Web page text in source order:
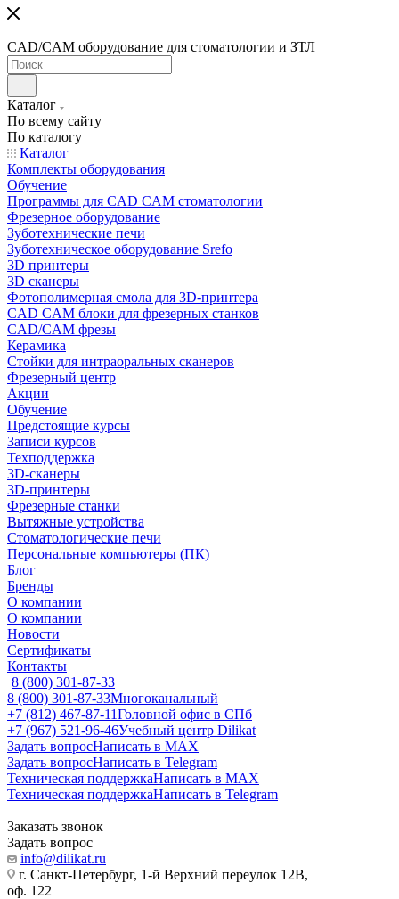
CAD/CAM оборудование для стоматологии и ЗТЛ
Каталог
По всему сайту
По каталогу
Каталог
Комплекты оборудования
Обучение
Программы для CAD CAM стоматологии
Фрезерное оборудование
Зуботехнические печи
Зуботехническое оборудование Srefo
3D принтеры
3D сканеры
Фотополимерная смола для 3D-принтера
CAD CAM блоки для фрезерных станков
CAD/CAM фрезы
Керамика
Стойки для интраоральных сканеров
Фрезерный центр
Акции
Обучение
Предстоящие курсы
Записи курсов
Техподдержка
3D-сканеры
3D-принтеры
Фрезерные станки
Вытяжные устройства
Стоматологические печи
Персональные компьютеры (ПК)
Блог
Бренды
О компании
О компании
Новости
Сертификаты
Контакты
8 (800) 301-87-33
8 (800) 301-87-33Многоканальный
+7 (812) 467-87-11Головной офис в СПб
+7 (967) 521-96-46Учебный центр Dilikat
Задать вопросНаписать в MAX
Задать вопросНаписать в Telegram
Техническая поддержкаНаписать в MAX
Техническая поддержкаНаписать в Telegram
Заказать звонок
Задать вопрос
info@dilikat.ru
г. Санкт-Петербург, 1-й Верхний переулок 12В,
оф. 122